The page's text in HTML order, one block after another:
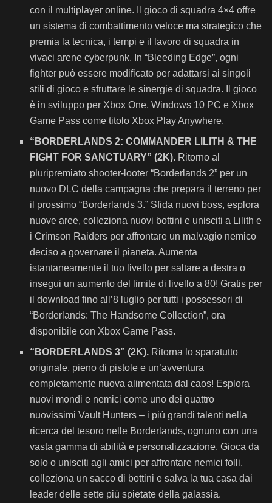
con il multiplayer online. Il gioco di squadra 4×4 offre
un sistema di combattimento veloce ma strategico che
premia la tecnica, i tempi e il lavoro di squadra in
vivaci arene cyberpunk. In “Bleeding Edge”, ogni
fighter può essere modificato per adattarsi ai singoli
stili di gioco e sfruttare le sinergie di squadra. Il gioco
è in sviluppo per Xbox One, Windows 10 PC e Xbox
Game Pass come titolo Xbox Play Anywhere.
“BORDERLANDS 2: COMMANDER LILITH & THE
FIGHT FOR SANCTUARY” (2K). Ritorno al
pluripremiato shooter-looter “Borderlands 2” per un
nuovo DLC della campagna che prepara il terreno per
il prossimo “Borderlands 3.” Sfida nuovi boss, esplora
nuove aree, colleziona nuovi bottini e unisciti a Lilith e
i Crimson Raiders per affrontare un malvagio nemico
deciso a governare il pianeta. Aumenta
istantaneamente il tuo livello per saltare a destra o
insegui un aumento del limite di livello a 80! Gratis per
il download fino all’8 luglio per tutti i possessori di
“Borderlands: The Handsome Collection”, ora
disponibile con Xbox Game Pass.
“BORDERLANDS 3” (2K). Ritorna lo sparatutto
originale, pieno di pistole e un’avventura
completamente nuova alimentata dal caos! Esplora
nuovi mondi e nemici come uno dei quattro
nuovissimi Vault Hunters – i più grandi talenti nella
ricerca del tesoro nelle Borderlands, ognuno con una
vasta gamma di abilità e personalizzazione. Gioca da
solo o unisciti agli amici per affrontare nemici folli,
colleziona un sacco di bottini e salva la tua casa dai
leader delle sette più spietate della galassia.